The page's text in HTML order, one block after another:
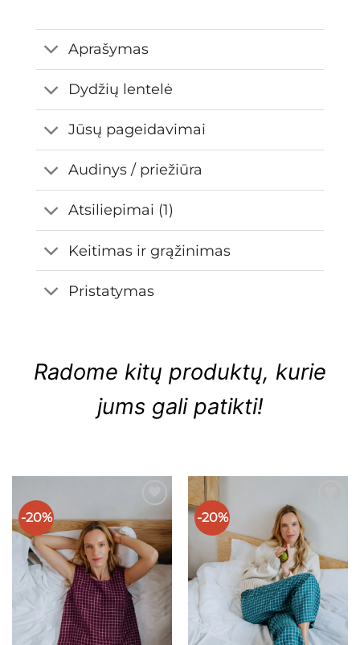
Aprašymas
Dydžių lentelė
Jūsų pageidavimai
Audinys / priežiūra
Atsiliepimai (1)
Keitimas ir grąžinimas
Pristatymas
Radome kitų produktų, kurie
jums gali patikti!
-20%
Mėgstamiausias
-20%
Mėgstamiausias